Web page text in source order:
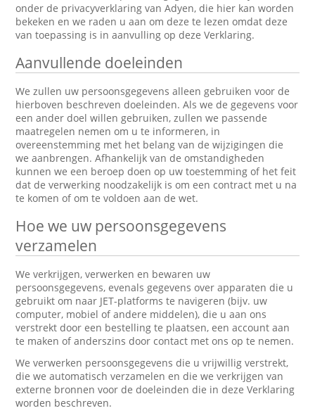
onder de privacyverklaring van Adyen, die hier kan worden
bekeken en we raden u aan om deze te lezen omdat deze
van toepassing is in aanvulling op deze Verklaring.
Aanvullende doeleinden
We zullen uw persoonsgegevens alleen gebruiken voor de
hierboven beschreven doeleinden. Als we de gegevens voor
een ander doel willen gebruiken, zullen we passende
maatregelen nemen om u te informeren, in
overeenstemming met het belang van de wijzigingen die
we aanbrengen. Afhankelijk van de omstandigheden
kunnen we een beroep doen op uw toestemming of het feit
dat de verwerking noodzakelijk is om een contract met u na
te komen of om te voldoen aan de wet.
Hoe we uw persoonsgegevens
verzamelen
We verkrijgen, verwerken en bewaren uw
persoonsgegevens, evenals gegevens over apparaten die u
gebruikt om naar JET-platforms te navigeren (bijv. uw
computer, mobiel of andere middelen), die u aan ons
verstrekt door een bestelling te plaatsen, een account aan
te maken of anderszins door contact met ons op te nemen.
We verwerken persoonsgegevens die u vrijwillig verstrekt,
die we automatisch verzamelen en die we verkrijgen van
externe bronnen voor de doeleinden die in deze Verklaring
worden beschreven.